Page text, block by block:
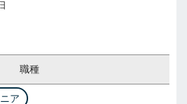
職種
ア